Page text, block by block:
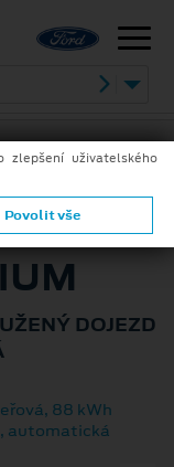
DOJEZD
zlepšení uživatelského
Povolit vše